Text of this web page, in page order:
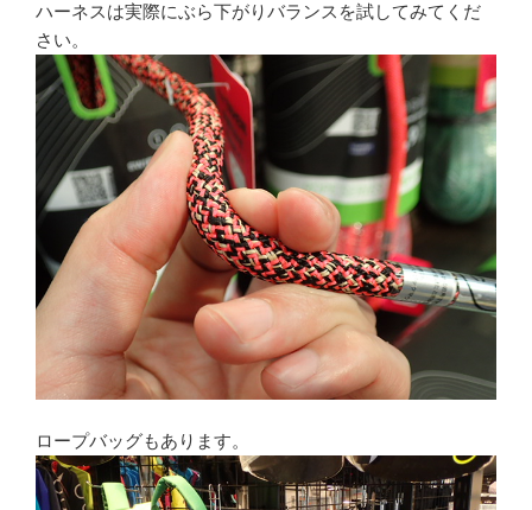
ハーネスは実際にぶら下がりバランスを試してみてくだ
さい。
ロープバッグもあります。